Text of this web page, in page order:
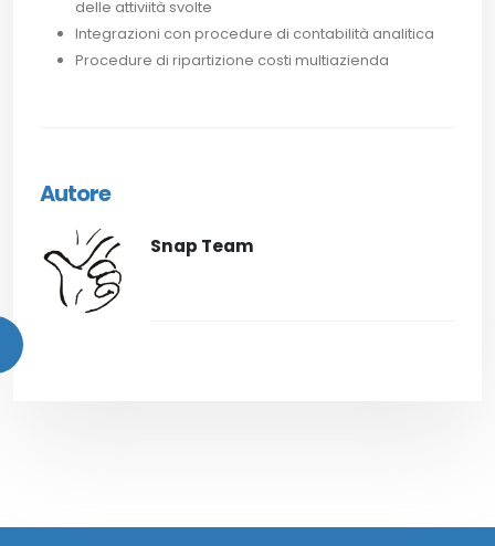
delle attiviità svolte
Integrazioni con procedure di contabilità analitica
Procedure di ripartizione costi multiazienda
Autore
Snap Team